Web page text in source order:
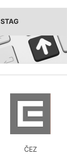
STAG
ČEZ